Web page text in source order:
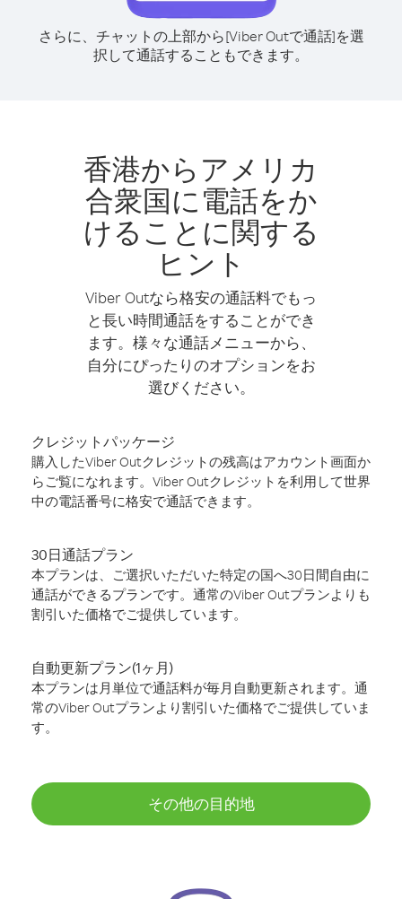
さらに、チャットの上部から[Viber Outで通話]を選
択して通話することもできます。
香港からアメリカ
合衆国に電話をか
けることに関する
ヒント
Viber Outなら格安の通話料でもっ
と長い時間通話をすることができ
ます。様々な通話メニューから、
自分にぴったりのオプションをお
選びください。
クレジットパッケージ
購入したViber Outクレジットの残高はアカウント画面か
らご覧になれます。Viber Outクレジットを利用して世界
中の電話番号に格安で通話できます。
30日通話プラン
本プランは、ご選択いただいた特定の国へ30日間自由に
通話ができるプランです。通常のViber Outプランよりも
割引いた価格でご提供しています。
自動更新プラン(1ヶ月)
本プランは月単位で通話料が毎月自動更新されます。通
常のViber Outプランより割引いた価格でご提供していま
す。
その他の目的地